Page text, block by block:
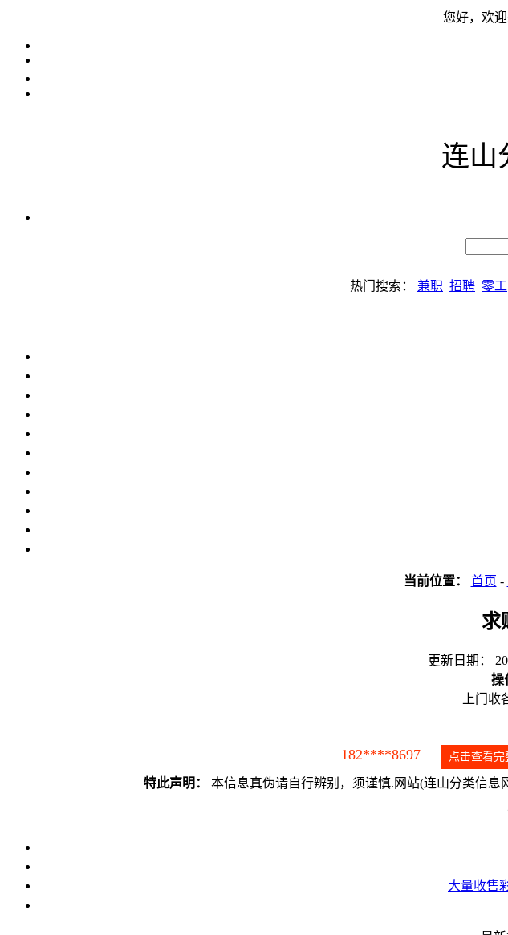
您好，欢
连山
热门搜索： 兼职 招聘 零工
当前位置： 首页 -
求
更新日期：
操
上门
182****8697 点击查看完
特此声明： 本信息真伪请自行辨别，须谨慎.网站(连山分类信息
大量收售